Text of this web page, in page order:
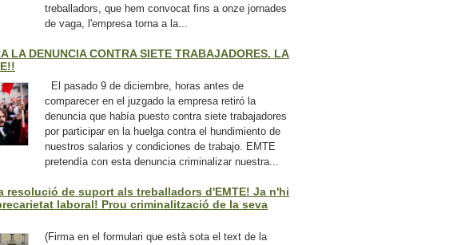
treballadors, que hem convocat fins a onze jornades
de vaga, l'empresa torna a la...
LA DENUNCIA CONTRA SIETE TRABAJADORES. LA
El pasado 9 de diciembre, horas antes de
comparecer en el juzgado la empresa retiró la
denuncia que había puesto contra siete trabajadores
por participar en la huelga contra el hundimiento de
nuestros salarios y condiciones de trabajo. EMTE
pretendía con esta denuncia criminalizar nuestra...
resolució de suport als treballadors d'EMTE! Ja n'hi
laboral! Prou criminalització de la seva
(Firma en el formulari que està sota el text de la